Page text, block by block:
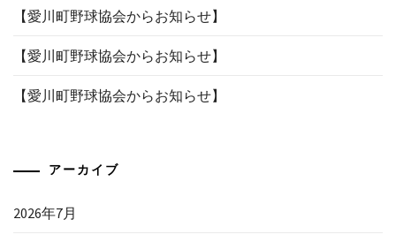
【愛川町野球協会からお知らせ】
【愛川町野球協会からお知らせ】
【愛川町野球協会からお知らせ】
アーカイブ
2026年7月